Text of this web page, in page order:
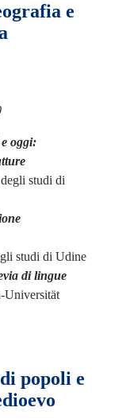
e
oggi:
studi di
studi di Udine
di lingue
popoli e